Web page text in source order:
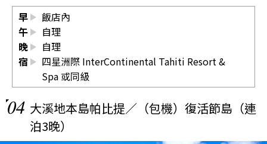
早
飯店內
午
自理
晚
自理
宿
四星洲際 InterContinental Tahiti Resort &
Spa 或同級
04 大溪地本島帕比提／（包機）復活節島（連
泊3晚）